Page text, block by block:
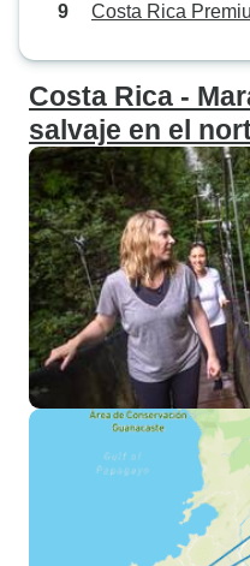
Costa Rica
Costa Rica -
salvaje en el